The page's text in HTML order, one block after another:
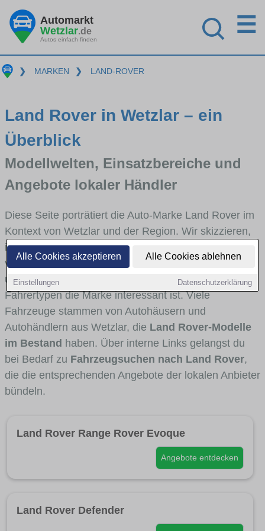
Alle Cookies akzeptieren Alle Cookies ablehnen
Einstellungen Datenschutzerklärung
Automarkt
Wetzlar.de
Autos einfach finden
☰
❯ MARKEN ❯ LAND-ROVER
Land Rover in Wetzlar – ein
Überblick
Modellwelten, Einsatzbereiche und
Angebote lokaler Händler
Diese Seite porträtiert die Auto-Marke Land Rover im
Kontext von Wetzlar und der Region. Wir skizzieren,
in welchen Fahrzeugklassen Land Rover stark
vertreten ist, welche Modellreihen häufig im Stadt-
und Umlandverkehr zu sehen sind und für welche
Fahrertypen die Marke interessant ist. Viele
Fahrzeuge stammen von Autohäusern und
Autohändlern aus Wetzlar, die Land Rover-Modelle
im Bestand haben. Über interne Links gelangst du
bei Bedarf zu Fahrzeugsuchen nach Land Rover,
die die entsprechenden Angebote der lokalen Anbieter
bündeln.
Land Rover Range Rover Evoque
Angebote entdecken
Land Rover Defender